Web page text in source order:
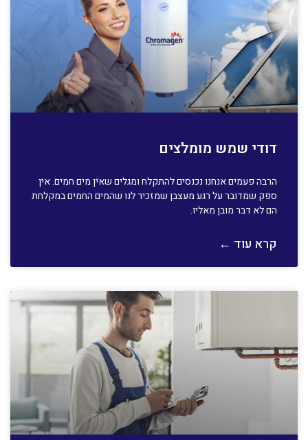
דודי שמש מומלצים
הרבה פעמים אנחנו נכנסים להתקלח ומגלים שאין מים חמים. אין
ספק שמדובר על רגע מעצבן שמזכיר לנו שהמים החמים במקלחת
הם לא דבר מובן מאליו.
קרא עוד ←